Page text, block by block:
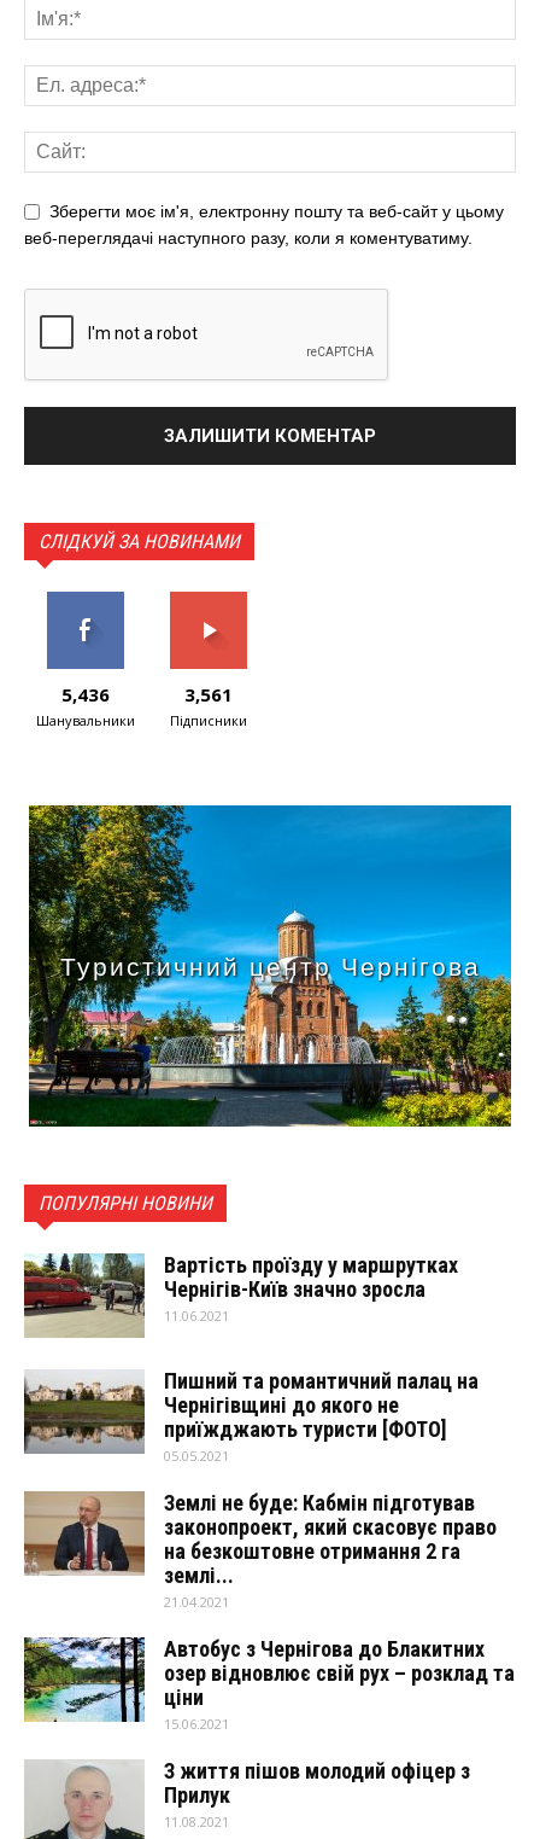
Зберегти моє ім'я, електронну пошту та веб-сайт у цьому
веб-переглядачі наступного разу, коли я коментуватиму.
СЛІДКУЙ ЗА НОВИНАМИ
5,436
Шанувальники
3,561
Підписники
Туристичний центр Чернігова
ПОПУЛЯРНІ НОВИНИ
Вартість проїзду у маршрутках
Чернігів-Київ значно зросла
11.06.2021
Пишний та романтичний палац на
Чернігівщині до якого не
приїжджають туристи [ФОТО]
05.05.2021
Землі не буде: Кабмін підготував
законопроект, який скасовує право
на безкоштовне отримання 2 га
землі...
21.04.2021
Автобус з Чернігова до Блакитних
озер відновлює свій рух – розклад та
ціни
15.06.2021
З життя пішов молодий офіцер з
Прилук
11.08.2021